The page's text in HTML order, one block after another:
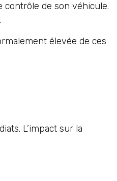
contrôle de son véhicule.
élevée de ces
L’impact sur la